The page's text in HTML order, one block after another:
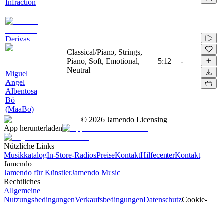
Infraction
Derivas
Miguel
Angel
Albentosa
Bó
(MaaBo)
Classical/Piano, Strings,
Piano, Soft, Emotional,
Neutral
5:12 -
© 2026 Jamendo Licensing
App herunterladen
Nützliche Links
MusikkatalogIn-Store-RadiosPreiseKontaktHilfecenterKontakt
Jamendo
Jamendo für KünstlerJamendo Music
Rechtliches
Allgemeine
NutzungsbedingungenVerkaufsbedingungenDatenschutzCookie-